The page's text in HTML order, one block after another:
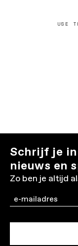
USE
Schrijf je
nieuws en
Zo ben je altijd
Email